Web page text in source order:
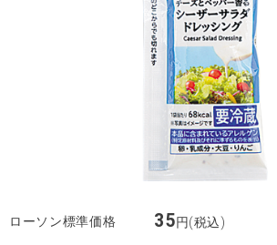
ローソン標準価格 35円(税込)